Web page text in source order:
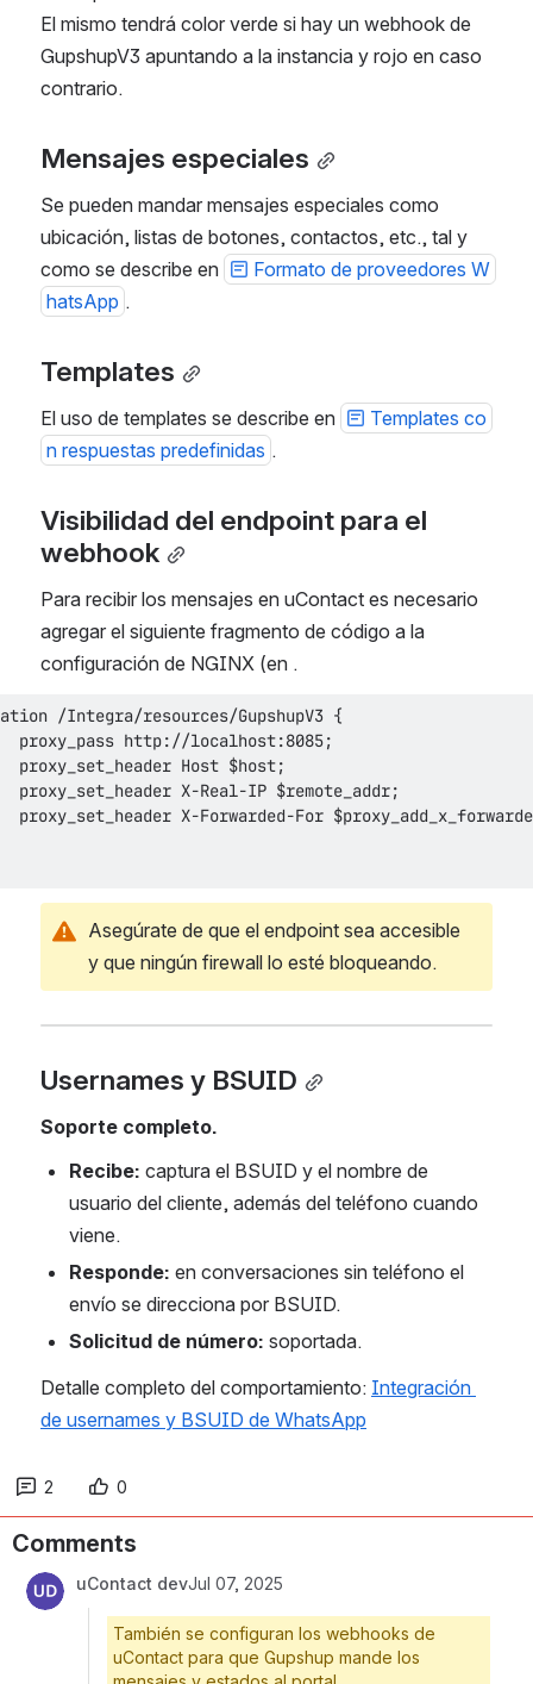
El mismo tendrá color verde si hay un webhook de
GupshupV3 apuntando a la instancia y rojo en caso
contrario.
Mensajes especiales
Se pueden mandar mensajes especiales como
ubicación, listas de botones, contactos, etc., tal y
como se describe en
Formato de proveedores W
hatsApp .
Templates
El uso de templates se describe en
Templates co
n respuestas predefinidas .
Visibilidad del endpoint para el
webhook
Para recibir los mensajes en uContact es necesario
agregar el siguiente fragmento de código a la
configuración de NGINX (en .
Asegúrate de que el endpoint sea accesible
y que ningún firewall lo esté bloqueando.
Usernames y BSUID
Soporte completo.
Recibe: captura el BSUID y el nombre de
usuario del cliente, además del teléfono cuando
viene.
Responde: en conversaciones sin teléfono el
envío se direcciona por BSUID.
Solicitud de número: soportada.
Detalle completo del comportamiento: Integración
de usernames y BSUID de WhatsApp
2 0
Comments
uContact devJul 07, 2025
También se configuran los webhooks de
uContact para que Gupshup mande los